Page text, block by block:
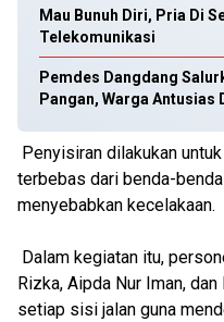
Mau Bunuh Diri, Pria Di
Telekomunikasi
Pemdes Dangdang
Pangan, Warga Antusias
Penyisiran dilakukan
terbebas dari benda-
menyebabkan kecelakaan.
Dalam kegiatan itu,
Rizka, Aipda Nur Iman,
setiap sisi jalan guna